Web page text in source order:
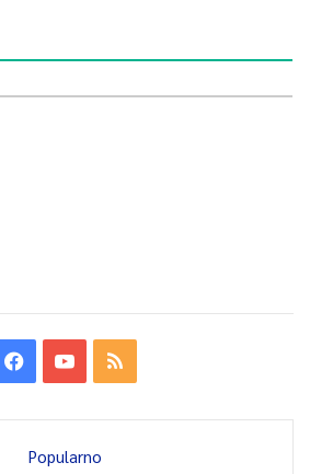
Popularno